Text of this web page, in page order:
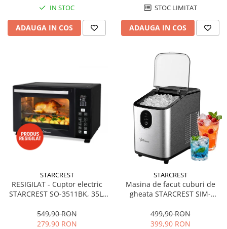
IN STOC
ADAUGA IN COS
STOC LIMITAT
ADAUGA IN COS
STARCREST
RESIGILAT - Cuptor electric
STARCREST SO-3511BK, 35L,
Programe predefinite,
Interfata digitala, Negru
549,90 RON
279,90 RON
STARCREST
Masina de facut cuburi de
gheata STARCREST SIM-
12Kg/24h, Cos gheata
detasabil, Rezervor apa 0.8 l,
499,90 RON
399,90 RON